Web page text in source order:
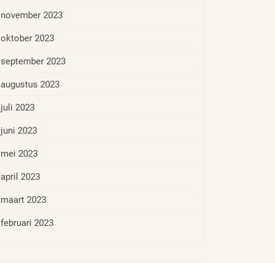
november 2023
oktober 2023
september 2023
augustus 2023
juli 2023
juni 2023
mei 2023
april 2023
maart 2023
februari 2023